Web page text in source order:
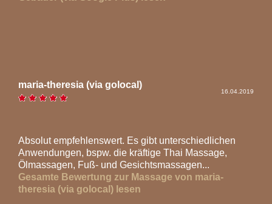
maria-theresia (via golocal)
16.04.2019
Absolut empfehlenswert. Es gibt unterschiedlichen
Anwendungen, bspw. die kräftige Thai Massage,
Ölmassagen, Fuß- und Gesichtsmassagen...
Gesamte Bewertung zur Massage von maria-
theresia (via golocal) lesen